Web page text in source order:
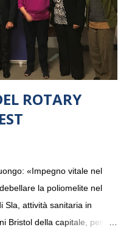
ROTARY
«Impegno vitale nel
la poliomelite nel
Sla, attività sanitaria in
Bristol della capitale, per la